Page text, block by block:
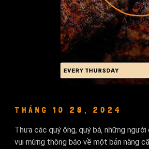
THÁNG 10 28, 2024
Thưa các quý ông, quý bà, những
vui mừng thông báo về một bản nâng